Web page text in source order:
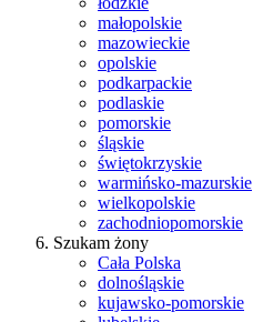
małopolskie
mazowieckie
opolskie
podkarpackie
podlaskie
pomorskie
śląskie
świętokrzyskie
warmińsko-mazurskie
wielkopolskie
zachodniopomorskie
Szukam żony
Cała Polska
dolnośląskie
kujawsko-pomorskie